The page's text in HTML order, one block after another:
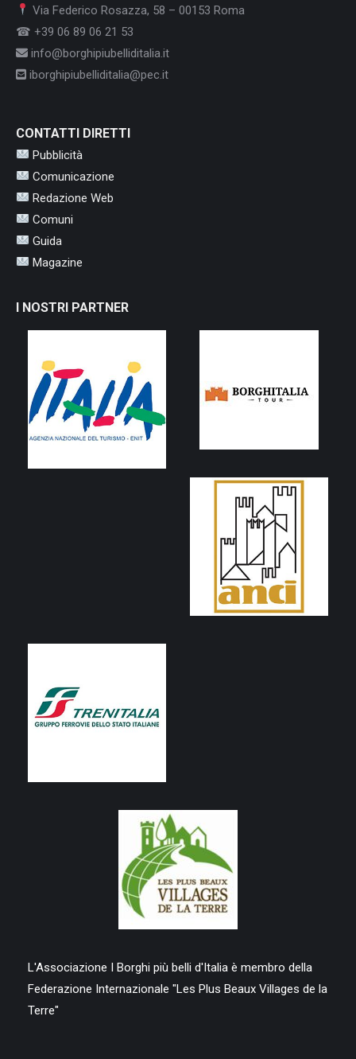
Via Federico Rosazza, 58 – 00153 Roma
☎ +39 06 89 06 21 53
info@borghipiubelliditalia.it
iborghipiubelliditalia@pec.it
CONTATTI DIRETTI
Pubblicità
Comunicazione
Redazione Web
Comuni
Guida
Magazine
I NOSTRI PARTNER
L'Associazione I Borghi più belli d'Italia è membro della
Federazione Internazionale "Les Plus Beaux Villages de la
Terre"